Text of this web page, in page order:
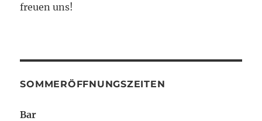
freuen uns!
SOMMERÖFFNUNGSZEITEN
Bar